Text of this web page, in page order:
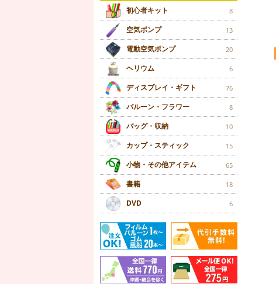
初心者キット 8
空気ポンプ 13
電動空気ポンプ 20
ヘリウム 6
ディスプレイ・ギフト 76
バルーン・フラワー 8
バッグ・収納 10
カップ・スティック 15
小物・その他アイテム 65
書籍 18
DVD 6